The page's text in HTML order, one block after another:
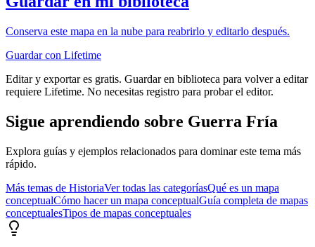
Conserva este mapa en la nube para reabrirlo y editarlo después.
Guardar con Lifetime
Editar y exportar es gratis. Guardar en biblioteca para volver a editar
requiere Lifetime. No necesitas registro para probar el editor.
Sigue aprendiendo sobre Guerra Fría
Explora guías y ejemplos relacionados para dominar este tema más
rápido.
Más temas de HistoriaVer todas las categoríasQué es un mapa
conceptualCómo hacer un mapa conceptualGuía completa de mapas
conceptualesTipos de mapas conceptuales